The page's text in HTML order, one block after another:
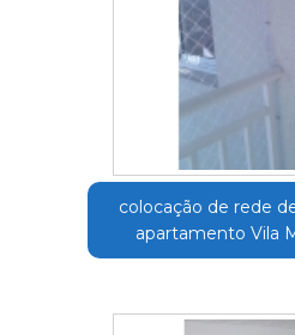
colocação de rede
apartamento Vila